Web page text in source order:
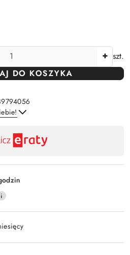
szt.
DO KOSZYKA